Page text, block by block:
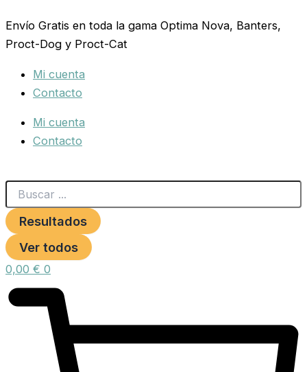
al
contenido
Envío Gratis en toda la gama Optima Nova, Banters,
Proct-Dog y Proct-Cat
Mi cuenta
Contacto
Mi cuenta
Contacto
...
Resultados
Ver todos
0,00 € 0
COMPLETE
500
GR.
Laga
cantidad